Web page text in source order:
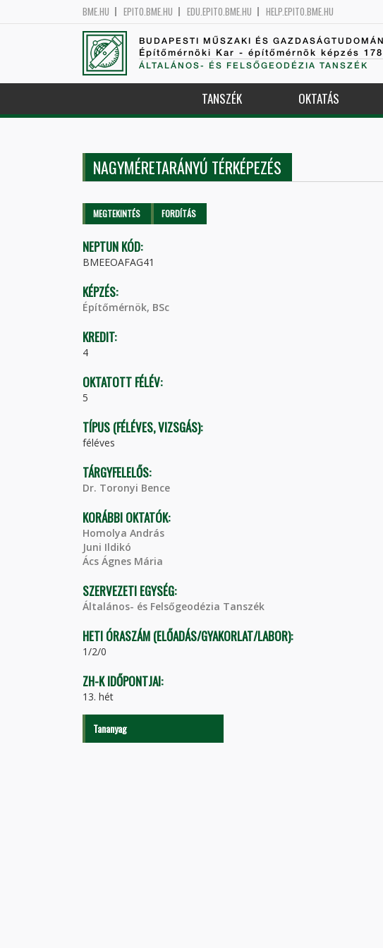
BME.HU EPITO.BME.HU EDU.EPITO.BME.HU HELP.EPITO.BME.HU
BUDAPESTI MŰSZAKI ÉS
Építőmérnöki Kar - építőmérnök képzés
ÁLTALÁNOS- ÉS FELSŐGEODÉZIA TANSZÉK
TANSZÉK OKTATÁS
NAGYMÉRETARÁNYÚ TÉRKÉPEZÉS
Elsődleges fülek
MEGTEKINTÉS (AKTÍVFORDÍTÁS
NEPTUN KÓD:
BMEEOAFAG41
KÉPZÉS:
Építőmérnök, BSc
KREDIT:
4
OKTATOTT FÉLÉV:
5
TÍPUS (FÉLÉVES, VIZSGÁS):
féléves
TÁRGYFELELŐS:
Dr. Toronyi Bence
KORÁBBI OKTATÓK:
Homolya András
Juni Ildikó
Ács Ágnes Mária
SZERVEZETI EGYSÉG:
Általános- és Felsőgeodézia Tanszék
HETI ÓRASZÁM (ELŐADÁS/GYAKORLAT/LABOR):
1/2/0
ZH-K IDŐPONTJAI:
13. hét
Tananyag